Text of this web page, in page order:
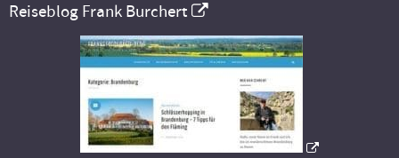
Reiseblog Frank Burchert